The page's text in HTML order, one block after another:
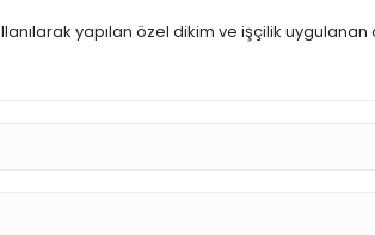
yapılan özel dikim ve işçilik uygulanan